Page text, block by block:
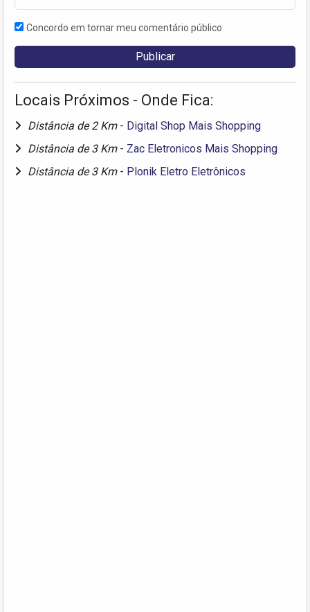
Concordo em tornar meu comentário público
Locais Próximos - Onde Fica:
Distância de 2 Km - Digital Shop Mais Shopping
Distância de 3 Km - Zac Eletronicos Mais Shopping
Distância de 3 Km - Plonik Eletro Eletrônicos